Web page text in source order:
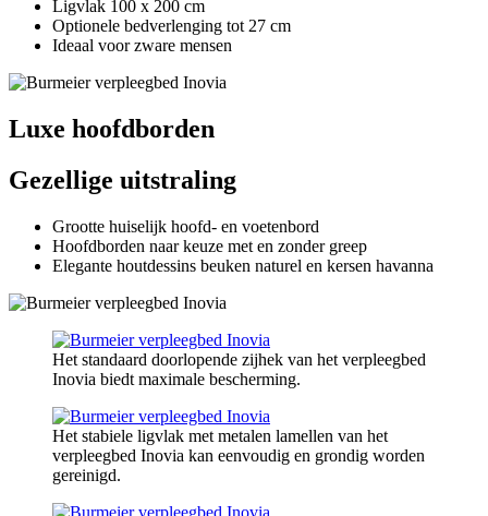
Ligvlak 100 x 200 cm
Optionele bedverlenging tot 27 cm
Ideaal voor zware mensen
Luxe hoofdborden
Gezellige uitstraling
Grootte huiselijk hoofd- en voetenbord
Hoofdborden naar keuze met en zonder greep
Elegante houtdessins beuken naturel en kersen havanna
Het standaard doorlopende zijhek van het verpleegbed
Inovia biedt maximale bescherming.
Het stabiele ligvlak met metalen lamellen van het
verpleegbed Inovia kan eenvoudig en grondig worden
gereinigd.